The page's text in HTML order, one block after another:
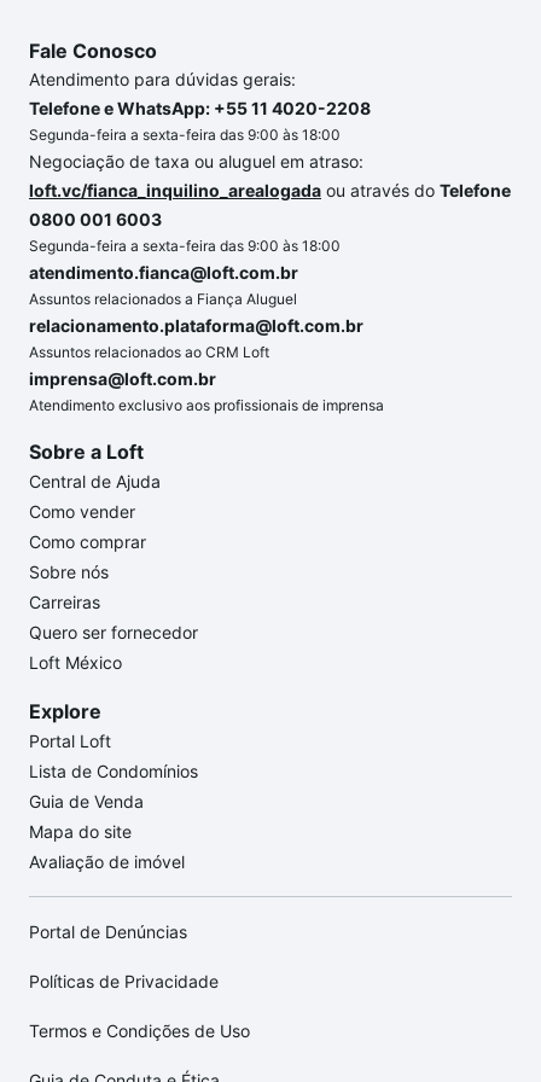
Fale Conosco
Atendimento para dúvidas gerais:
Telefone e WhatsApp: +55 11 4020-2208
Segunda-feira a sexta-feira das 9:00 às 18:00
Negociação de taxa ou aluguel em atraso:
loft.vc/fianca_inquilino_arealogada ou através do Telefone
0800 001 6003
Segunda-feira a sexta-feira das 9:00 às 18:00
atendimento.fianca@loft.com.br
Assuntos relacionados a Fiança Aluguel
relacionamento.plataforma@loft.com.br
Assuntos relacionados ao CRM Loft
imprensa@loft.com.br
Atendimento exclusivo aos profissionais de imprensa
Sobre a Loft
Central de Ajuda
Como vender
Como comprar
Sobre nós
Carreiras
Quero ser fornecedor
Loft México
Explore
Portal Loft
Lista de Condomínios
Guia de Venda
Mapa do site
Avaliação de imóvel
Portal de Denúncias
Políticas de Privacidade
Termos e Condições de Uso